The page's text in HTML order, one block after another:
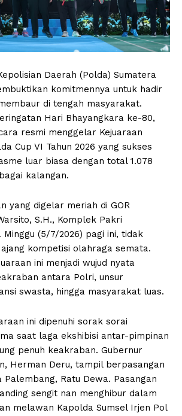
Daerah (Polda) Sumatera
komitmennya untuk hadir
di tengah masyarakat.
Hari Bhayangkara ke-80,
resmi menggelar Kejuaraan
Cup VI Tahun 2026 yang sukses
luar biasa dengan total 1.078
kalangan.
yang digelar meriah di GOR
S.H., Komplek Pakri
(5/7/2026) pagi ini, tidak
kompetisi olahraga semata.
ini menjadi wujud nyata
antara Polri, unsur
swasta, hingga masyarakat luas.
ini dipenuhi sorak sorai
saat laga ekshibisi antar-pimpinan
penuh keakraban. Gubernur
Herman Deru, tampil berpasangan
Palembang, Ratu Dewa. Pasangan
sengit nan menghibur dalam
melawan Kapolda Sumsel Irjen Pol